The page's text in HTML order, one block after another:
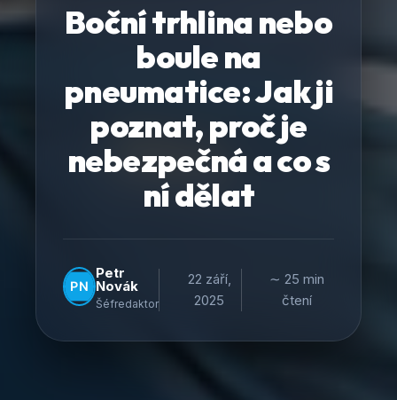
Boční trhlina nebo
boule na
pneumatice: Jak ji
poznat, proč je
nebezpečná a co s
ní dělat
Petr
Novák
Šéfredaktor
22 září,
2025
∼ 25 min
čtení